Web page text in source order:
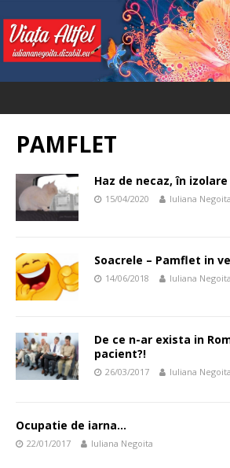
PAMFLET
Haz de necaz, în izolare
15/04/2020 Iuliana Negoita.
Soacrele – Pamflet in
14/06/2018 Iuliana Negoita
De ce n-ar exista in
pacient?!
26/03/2017 Iuliana Negoita
Ocupatie de iarna…
22/01/2017 Iuliana Negoita